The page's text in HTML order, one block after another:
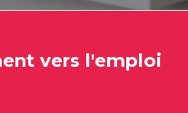
vers l'emploi